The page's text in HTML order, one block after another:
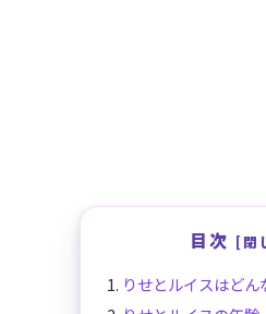
目次
りせとルイスはどん